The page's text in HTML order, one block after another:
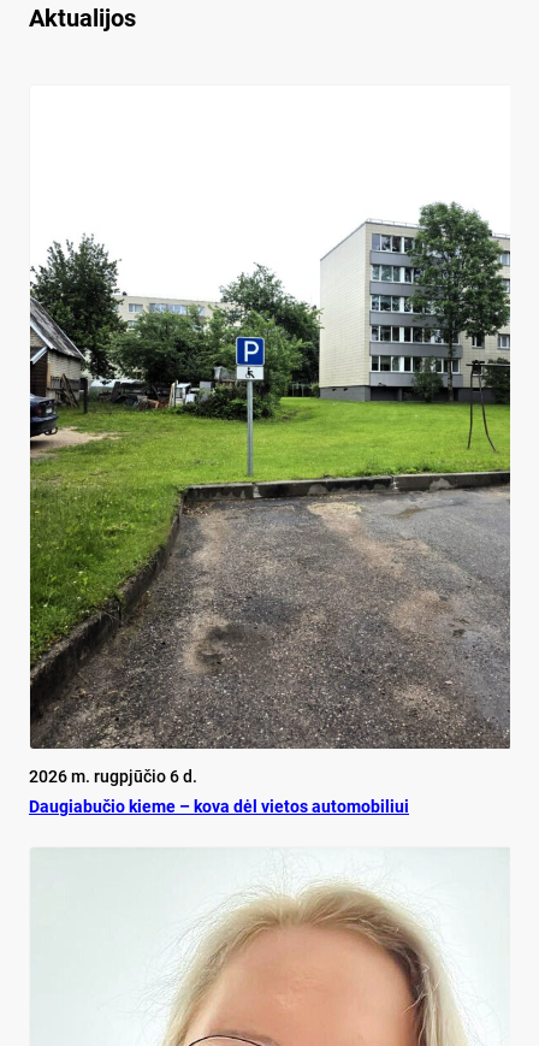
Aktualijos
2026 m. rugpjūčio 6 d.
Dau­gia­bu­čio kie­me – ko­va dėl vie­tos au­to­mo­bi­liui